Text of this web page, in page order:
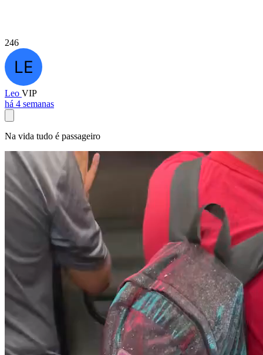
246
Leo VIP
há 4 semanas
Na vida tudo é passageiro